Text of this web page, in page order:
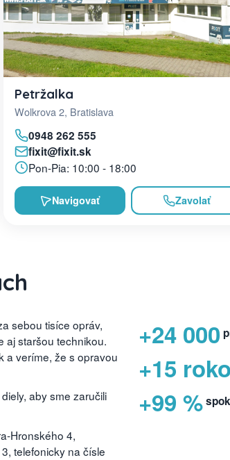
Petržalka
Wolkrova 2, Bratislava
0948 262 555
fixit@fixit.sk
Pon-Pia: 10:00 - 18:00
Navigovať Zavolať
sebou tisíce opráv,
aj staršou technikou.
a veríme, že s opravou
aby sme zaručili
Hronského 4,
telefonicky na čísle
+24 000
+15
+99 %